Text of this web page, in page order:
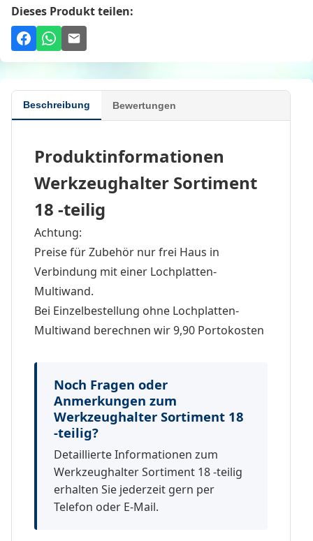
Dieses Produkt teilen:
Beschreibung Bewertungen
Produktinformationen
Werkzeughalter Sortiment
18 -teilig
Achtung:
Preise für Zubehör nur frei Haus in
Verbindung mit einer Lochplatten-
Multiwand.
Bei Einzelbestellung ohne Lochplatten-
Multiwand berechnen wir 9,90 Portokosten
Noch Fragen oder
Anmerkungen zum
Werkzeughalter Sortiment 18
-teilig?
Detaillierte Informationen zum
Werkzeughalter Sortiment 18 -teilig
erhalten Sie jederzeit gern per
Telefon oder E-Mail.